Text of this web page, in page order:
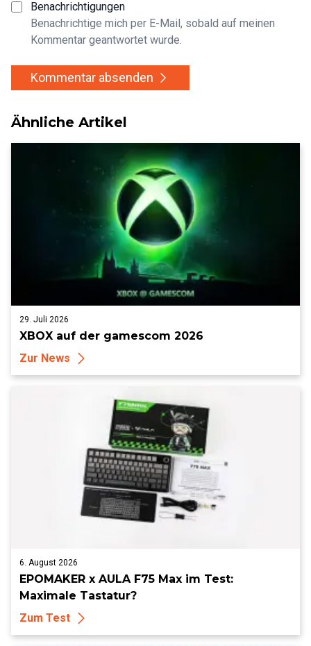
Benachrichtigungen
Benachrichtige mich per E-Mail, sobald auf meinen
Kommentar geantwortet wurde.
Kommentar absenden
Ähnliche Artikel
29. Juli 2026
XBOX auf der gamescom 2026
Zur News
6. August 2026
EPOMAKER x AULA F75 Max im Test:
Maximale Tastatur?
Zum Test